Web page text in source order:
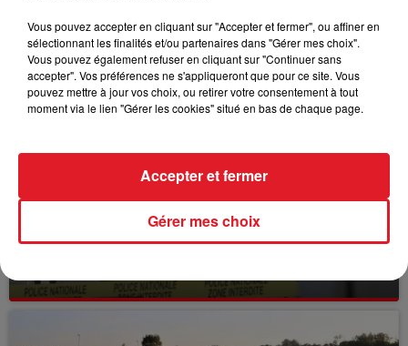
FILS D'ACTUS
BÉTHUNE: ENQUÊTE POUR HOMICIDE
Selon les premiers éléments, le logement servait
Vous pouvez accepter en cliquant sur "Accepter et fermer", ou affiner en
sélectionnant les finalités et/ou partenaires dans "Gérer mes choix".
Vous pouvez également refuser en cliquant sur "Continuer sans
accepter". Vos préférences ne s'appliqueront que pour ce site. Vous
pouvez mettre à jour vos choix, ou retirer votre consentement à tout
moment via le lien "Gérer les cookies" situé en bas de chaque page.
Gérer mes choix
Accepter et fermer